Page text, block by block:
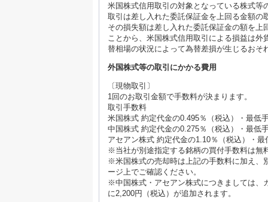
米国株式信用取引の対象となっている株式
取引は差し入れた委託保証金を上回る金額
その損失額は差し入れた委託保証金の額を
ことから、米国株式信用取引による損益は
替相場の状況によって為替差損が生じるおそ
外国株式等の取引にかかる費用
〔現物取引〕
1回のお取引金額で手数料が決まります。
取引手数料
米国株式 約定代金の0.495％（税込）・最低
中国株式 約定代金の0.275％（税込）・最低
アセアン株式 約定代金の1.10％（税込）・
※当社が別途指定する銘柄の買付手数料は無
※米国株式の売却時は上記の手数料に加え、
ージ上でご確認ください。
※中国株式・アセアン株式につきましては、
に2,200円（税込）が追加されます。